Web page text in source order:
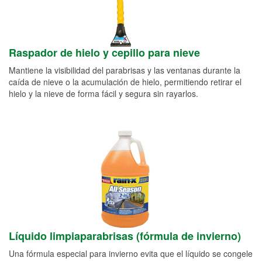
Raspador de hielo y cepillo para nieve
Mantiene la visibilidad del parabrisas y las ventanas durante la
caída de nieve o la acumulación de hielo, permitiendo retirar el
hielo y la nieve de forma fácil y segura sin rayarlos.
Líquido limpiaparabrisas (fórmula de invierno)
Una fórmula especial para invierno evita que el líquido se congele